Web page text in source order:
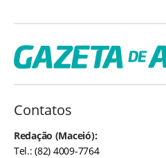
Contatos
Redação (Maceió):
Tel.: (82) 4009-7764